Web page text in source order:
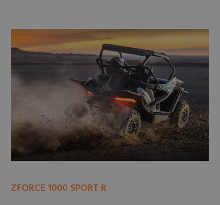
ZFORCE 1000 SPORT R